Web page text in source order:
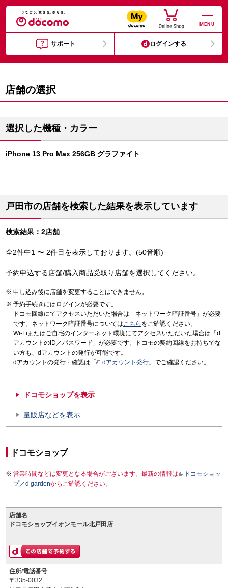
MENU
サポート ログインする
店舗の選択
選択した機種・カラー
iPhone 13 Pro Max 256GB グラファイト
戸田市の店舗を検索した結果を表示しています
検索結果：2店舗
全2件中1 〜 2件目を表示しております。(50音順)
予約申込する店舗/購入商品受取り店舗を選択してください。
申し込み後に店舗を変更することはできません。
予約手続きにはログインが必要です。
ドコモ回線にてアクセスいただいた場合は「ネットワーク暗証番号」が必要
です。ネットワーク暗証番号についてはこちら をご確認ください。
Wi-Fiまたはご自宅のインターネット環境にてアクセスいただいた場合は「d
アカウントのID／パスワード」が必要です。ドコモの契約回線をお持ちでな
い方も、dアカウントの発行が可能です。
dアカウントの発行・確認は「
dアカウント発行 」でご確認ください。
ドコモショップを表示
量販店などを表示
ドコモショップ
営業時間などは変更となる場合がございます。最新の情報は
ドコモショッ
プ／d gardenからご確認ください。
店舗名
ドコモショップイオンモール北戸田店
住所/電話番号
〒335-0032